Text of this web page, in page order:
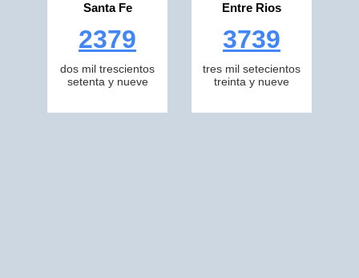
Santa Fe
2379
dos mil trescientos
setenta y nueve
Entre Rios
3739
tres mil setecientos
treinta y nueve